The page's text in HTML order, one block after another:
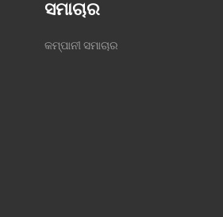
ସମାଚାର
କମ୍ପାନୀ ସମାଚାର